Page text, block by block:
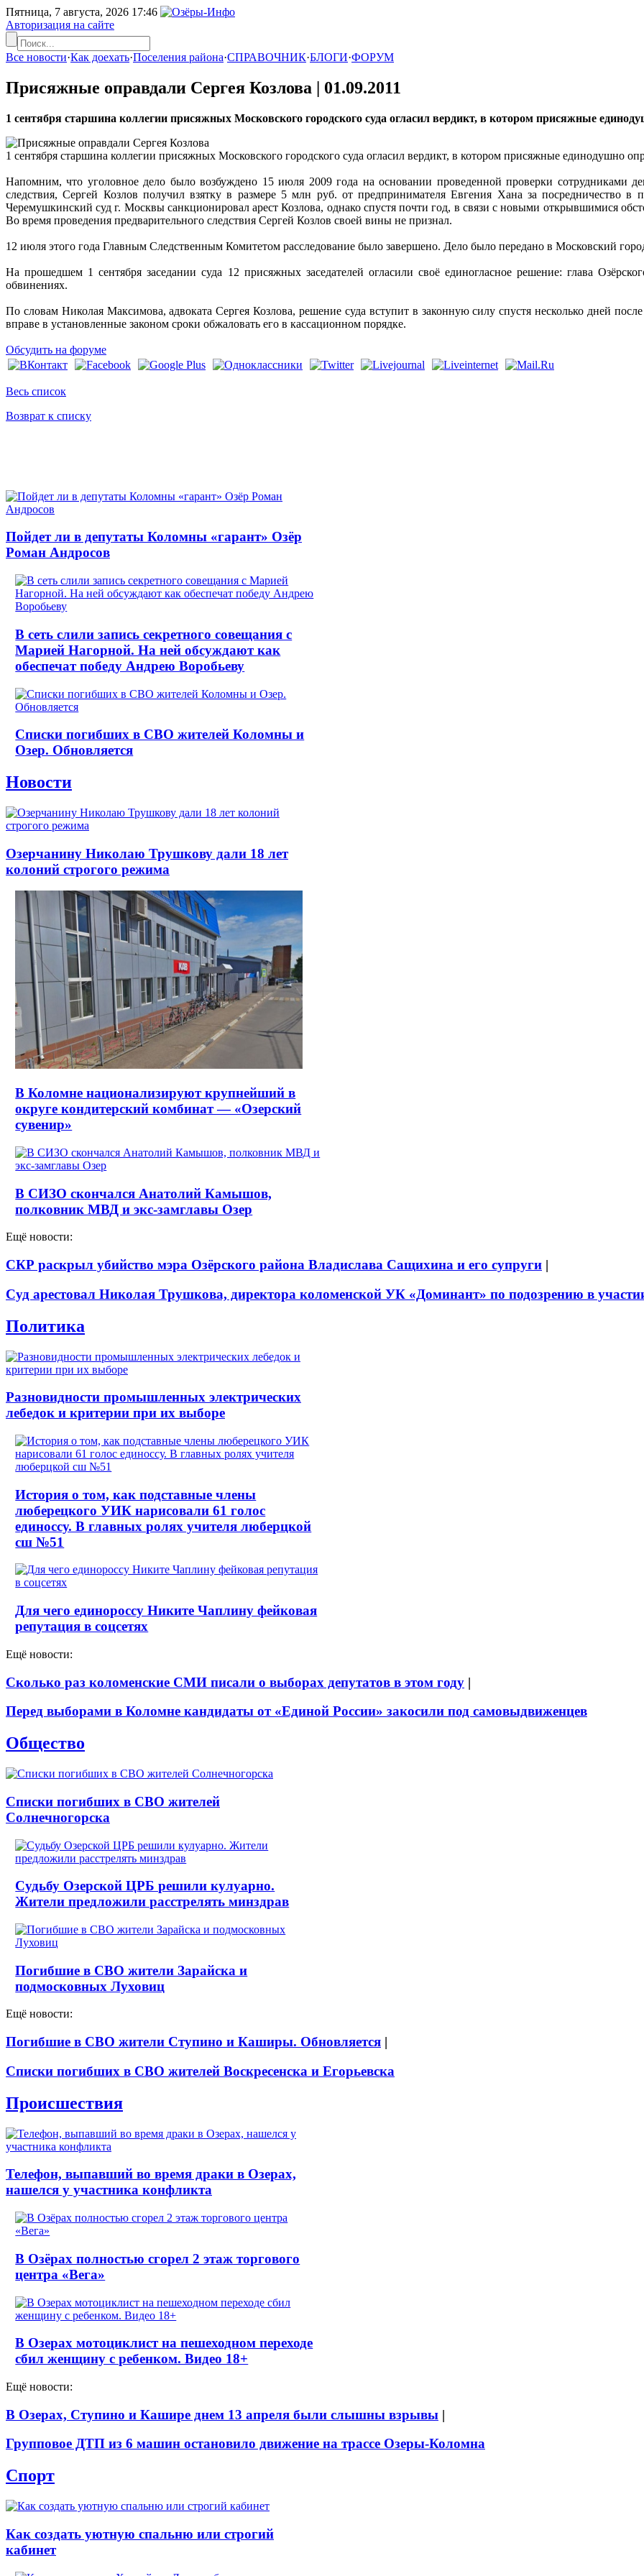
Пятница, 7 августа, 2026 17:46
Авторизация на сайте
Все новости·Как доехать·Поселения района·СПРАВОЧНИК·БЛОГИ·ФОРУМ
Присяжные оправдали Сергея Козлова | 01.09.2011
1 сентября старшина коллегии присяжных Московского городского суда огласил вердикт, в котором присяжные
1 сентября старшина коллегии присяжных Московского городского суда огласил вердикт, в котором присяжные единодушно
Напомним, что уголовное дело было возбуждено 15 июля 2009 года на основании проведенной проверки сотрудниками
следствия, Сергей Козлов получил взятку в размере 5 млн руб. от предпринимателя Евгения Хана за посредничество в
Черемушкинский суд г. Москвы санкционировал арест Козлова, однако спустя почти год, в связи с новыми открывшимися
Во время проведения предварительного следствия Сергей Козлов своей вины не признал.
12 июля этого года Главным Следственным Комитетом расследование было завершено. Дело было передано в Московский
На прошедшем 1 сентября заседании суда 12 присяжных заседателей огласили своё единогласное решение: глава
обвинениях.
По словам Николая Максимова, адвоката Сергея Козлова, решение суда вступит в законную силу спустя несколько дней
вправе в установленные законом сроки обжаловать его в кассационном порядке.
Обсудить на форуме
Весь список
Возврат к списку
Пойдет ли в депутаты Коломны «гарант» Озёр
Роман Андросов
В сеть слили запись секретного совещания с
Марией Нагорной. На ней обсуждают как
обеспечат победу Андрею Воробьеву
Списки погибших в СВО жителей Коломны и
Озер. Обновляется
Новости
Озерчанину Николаю Трушкову дали 18 лет
колоний строгого режима
В Коломне национализируют крупнейший в
округе кондитерский комбинат — «Озерский
сувенир»
В СИЗО скончался Анатолий Камышов,
полковник МВД и экс-замглавы Озер
Ещё новости:
СКР раскрыл убийство мэра Озёрского района Владислава Сащихина и его супруги |
Суд арестовал Николая Трушкова, директора коломенской УК «Доминант» по подозрению в
Политика
Разновидности промышленных электрических
лебедок и критерии при их выборе
История о том, как подставные члены
люберецкого УИК нарисовали 61 голос
единоссу. В главных ролях учителя люберцкой
сш №51
Для чего единороссу Никите Чаплину фейковая
репутация в соцсетях
Ещё новости:
Сколько раз коломенские СМИ писали о выборах депутатов в этом году |
Перед выборами в Коломне кандидаты от «Единой России» закосили под самовыдвиженцев
Общество
Списки погибших в СВО жителей
Солнечногорска
Судьбу Озерской ЦРБ решили кулуарно.
Жители предложили расстрелять минздрав
Погибшие в СВО жители Зарайска и
подмосковных Луховиц
Ещё новости:
Погибшие в СВО жители Ступино и Каширы. Обновляется |
Списки погибших в СВО жителей Воскресенска и Егорьевска
Происшествия
Телефон, выпавший во время драки в Озерах,
нашелся у участника конфликта
В Озёрах полностью сгорел 2 этаж торгового
центра «Вега»
В Озерах мотоциклист на пешеходном переходе
сбил женщину с ребенком. Видео 18+
Ещё новости:
В Озерах, Ступино и Кашире днем 13 апреля были слышны взрывы |
Групповое ДТП из 6 машин остановило движение на трассе Озеры-Коломна
Спорт
Как создать уютную спальню или строгий
кабинет